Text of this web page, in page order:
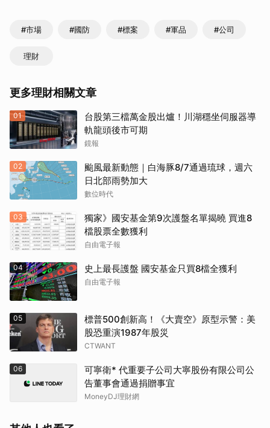
#市場 #國防 #標案 #軍品 #公司
理財
更多理財相關文章
01
台股第三檔萬金股出爐！川湖穩坐伺服器導
軌龍頭後市可期
鏡報
02
颱風最新動態｜白海豚8/7通過琉球，週六
日北部雨勢加大
數位時代
03
獨家》國安基金第9次護盤名單揭曉 買進8
檔股票全數獲利
自由電子報
04 史上最長護盤 國安基金只買8檔全獲利
自由電子報
05
標普500創新高！《大賣空》原型示警：美
股恐重演1987年股災
CTWANT
06
可寧衛* 代重要子公司大寧股份有限公司公
告董事會通過捐贈事宜
MoneyDJ理財網